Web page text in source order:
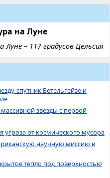
на Луне
– 117 градусов Цельсия
спутник Бетельгейзе и
звезды с первой
угроза от космического мусора
научную миссию в
тепло под поверхностью